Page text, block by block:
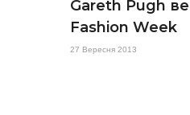
Gareth Pugh
Fashion Week
27 Вересня 2013